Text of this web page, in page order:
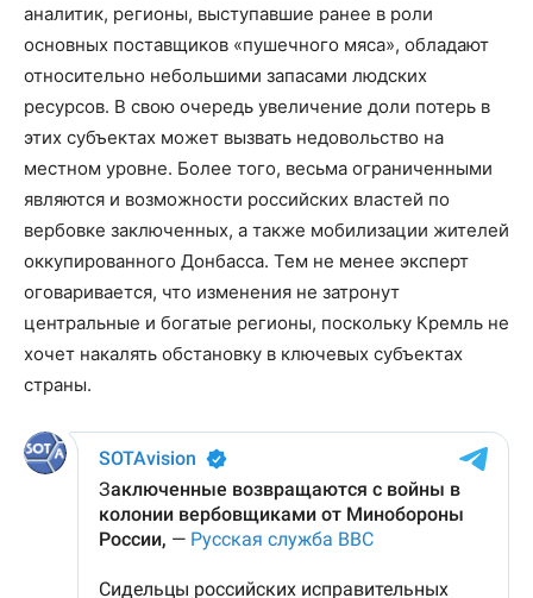
аналитик, регионы, выступавшие ранее в роли
основных поставщиков «пушечного мяса», обладают
относительно небольшими запасами людских
ресурсов. В свою очередь увеличение доли потерь в
этих субъектах может вызвать недовольство на
местном уровне. Более того, весьма ограниченными
являются и возможности российских властей по
вербовке заключенных, а также мобилизации жителей
оккупированного Донбасса. Тем не менее эксперт
оговаривается, что изменения не затронут
центральные и богатые регионы, поскольку Кремль не
хочет накалять обстановку в ключевых субъектах
страны.